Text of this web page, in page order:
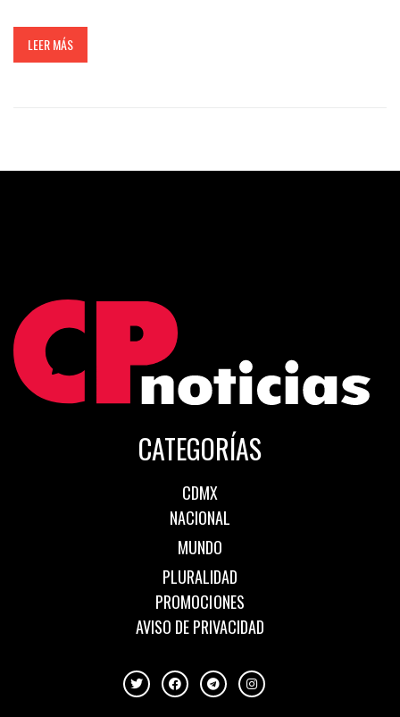
LEER MÁS
CATEGORÍAS
CDMX
NACIONAL
MUNDO
PLURALIDAD
PROMOCIONES
AVISO DE PRIVACIDAD